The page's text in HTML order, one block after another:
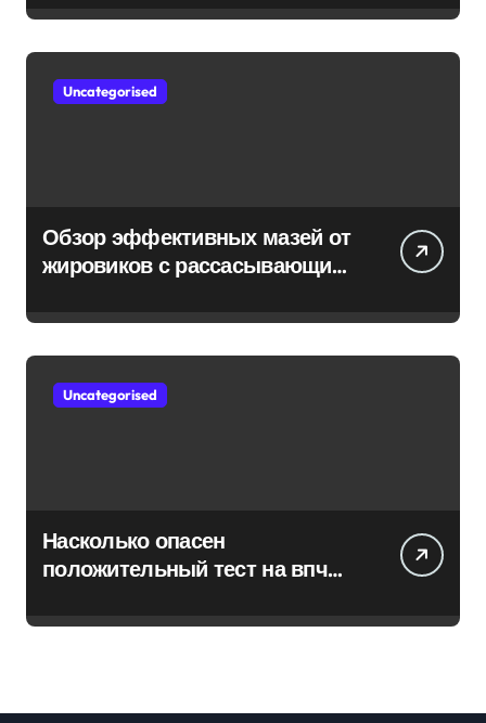
Uncategorised
Обзор эффективных мазей от
жировиков с рассасывающим
Uncategorised
Насколько опасен
положительный тест на впч